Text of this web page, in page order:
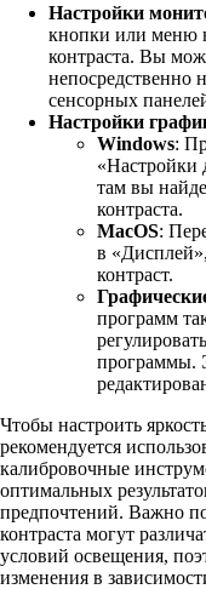
Настройки
кнопки или меню
контраста. Вы
непосредственно
сенсорных
Настройки
Windows:
«Настройки
там вы
контраста.
MacOS:
в
контраст.
программ
программы.
Чтобы настроить
рекомендуется
калибровочные
оптимальных
предпочтений. Важно
контраста могут
условий освещения,
изменения в